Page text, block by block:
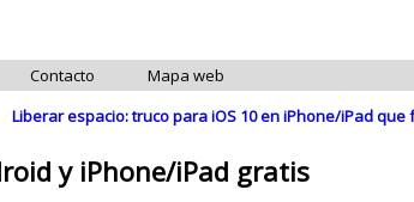
Contacto
Mapa web
Liberar espacio: truco para iOS 10 en iPhone/iPad que
y iPhone/iPad gratis